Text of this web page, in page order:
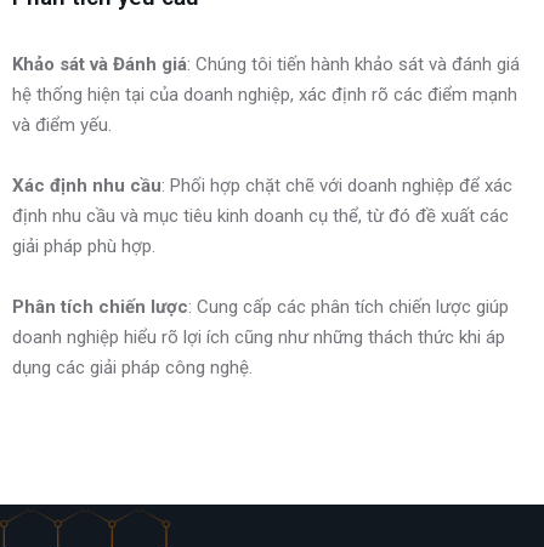
Khảo sát và Đánh giá: Chúng tôi tiến hành khảo sát và đánh giá
hệ thống hiện tại của doanh nghiệp, xác định rõ các điểm mạnh
và điểm yếu.
Xác định nhu cầu: Phối hợp chặt chẽ với doanh nghiệp để xác
định nhu cầu và mục tiêu kinh doanh cụ thể, từ đó đề xuất các
giải pháp phù hợp.
Phân tích chiến lược: Cung cấp các phân tích chiến lược giúp
doanh nghiệp hiểu rõ lợi ích cũng như những thách thức khi áp
dụng các giải pháp công nghệ.
Lập kế hoạch chi tiết
Phát triển chiến lược dài hạn
Hỗ trợ triển khai
Đào tạo nhân viên
Hỗ trợ sau triển khai